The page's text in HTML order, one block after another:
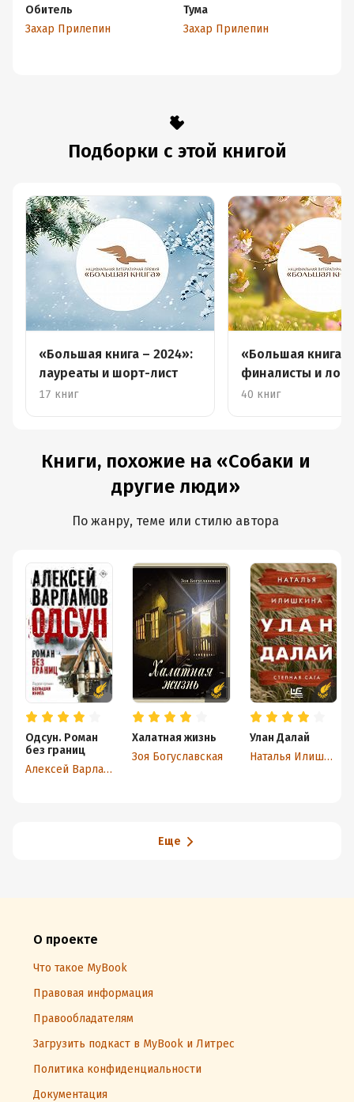
Обитель
Захар Прилепин
Тума
Захар Прилепин
Подборки с этой книгой
«Большая книга – 2024»:
лауреаты и шорт-лист
17 книг
«Большая книга
финалисты и
40 книг
Книги, похожие на «Собаки и
другие люди»
По жанру, теме или стилю автора
Одсун. Роман
без границ
Алексей Варламов
Халатная жизнь
Зоя Богуславская
Улан Далай
Наталья Илишкина
Еще
О проекте
Что такое MyBook
Правовая информация
Правообладателям
Загрузить подкаст в MyBook и Литрес
Политика конфиденциальности
Документация